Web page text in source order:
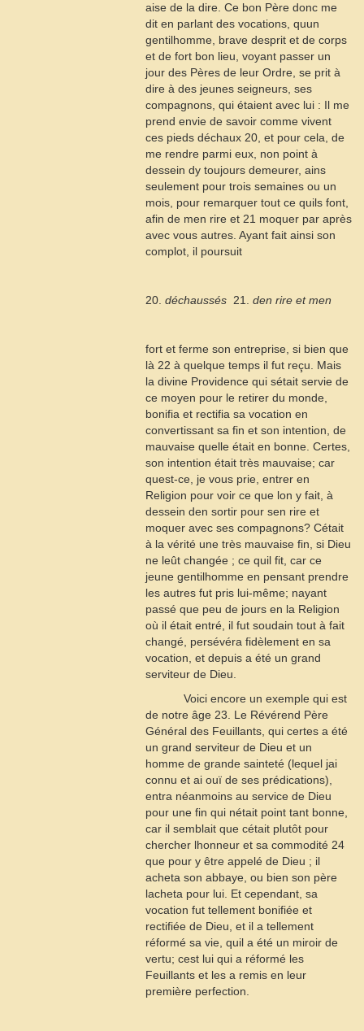
aise de la dire. Ce bon Père donc me
dit en parlant des vocations, quun
gentilhomme, brave desprit et de corps
et de fort bon lieu, voyant passer un
jour des Pères de leur Ordre, se prit à
dire à des jeunes seigneurs, ses
compagnons, qui étaient avec lui : Il me
prend envie de savoir comme vivent
ces pieds déchaux 20 , et pour cela, de
me rendre parmi eux, non point à
dessein dy toujours demeurer, ains
seulement pour trois semaines ou un
mois, pour remarquer tout ce quils font,
afin de men rire et 21 moquer par après
avec vous autres. Ayant fait ainsi son
complot, il poursuit
20. déchaussés  21. den rire et men
fort et ferme son entreprise, si bien que
là 22 à quelque temps il fut reçu. Mais
la divine Providence qui sétait servie de
ce moyen pour le retirer du monde,
bonifia et rectifia sa vocation en
convertissant sa fin et son intention, de
mauvaise quelle était en bonne. Certes,
son intention était très mauvaise; car
quest-ce, je vous prie, entrer en
Religion pour voir ce que lon y fait, à
dessein den sortir pour sen rire et
moquer avec ses compagnons? Cétait
à la vérité une très mauvaise fin, si Dieu
ne leût changée ; ce quil fit, car ce
jeune gentilhomme en pensant prendre
les autres fut pris lui-même; nayant
passé que peu de jours en la Religion
où il était entré, il fut soudain tout à fait
changé, persévéra fidèlement en sa
vocation, et depuis a été un grand
serviteur de Dieu.
Voici encore un exemple qui est
de notre âge 23 . Le Révérend Père
Général des Feuillants, qui certes a été
un grand serviteur de Dieu et un
homme de grande sainteté (lequel jai
connu et ai ouï de ses prédications),
entra néanmoins au service de Dieu
pour une fin qui nétait point tant bonne,
car il semblait que cétait plutôt pour
chercher lhonneur et sa commodité 24
que pour y être appelé de Dieu ; il
acheta son abbaye, ou bien son père
lacheta pour lui. Et cependant, sa
vocation fut tellement bonifiée et
rectifiée de Dieu, et il a tellement
réformé sa vie, quil a été un miroir de
vertu; cest lui qui a réformé les
Feuillants et les a remis en leur
première perfection.